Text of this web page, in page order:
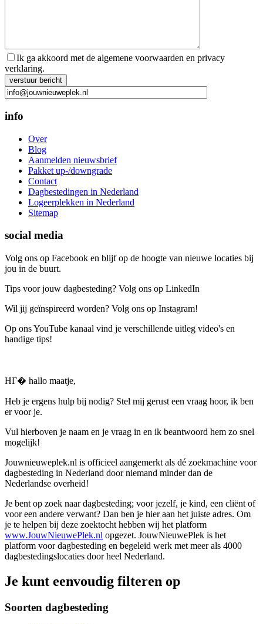
Ik ga akkoord met de algemene voorwaarden en privacy
verklaring.
Gelieve dit veld leeg te laten.
info
Over
Blog
Aanmelden nieuwsbrief
Pakket up-/downgrade
Contact
Dagbestedingen in Nederland
Logeerplekken in Nederland
Sitemap
social media
Volg ons op Facebook en blijf op de hoogte van nieuwe locaties bij
jou in de buurt.
Tips voor jouw dagbesteding? Volg ons op LinkedIn
Wil jij geïnspireerd worden? Volg ons op Instagram!
Op ons YouTube kanaal vind je verschillende uitleg video's en
handige tips!
HГ� hallo maatje,
Heb je ergens hulp bij nodig? Stel mij gerust een vraag hoor, ik ben
er voor je.
Vul hierboven je naam en je vraag in en ik beantwoord hem zo snel
mogelijk!
Jouwnieuweplek.nl is officieel aangemerkt als dé zoekmachine voor
dagbesteding in Nederland door niemand minder dan de
Nederlandse overheid!
Je bent op zoek naar dagbesteding; voor jezelf, je kind, een cliënt of
voor een andere verwant? Dan ben je hier aan het juiste adres. Om
je te helpen bij deze zoektocht hebben wij het platform
www.JouwNieuwePlek.nl opgezet. JouwNieuwePlek is het
platform voor dagbesteding en begeleid werk met meer als 4000
dagbestedingslocaties door heel Nederland.
Je kunt eenvoudig filteren op
Soorten dagbesteding